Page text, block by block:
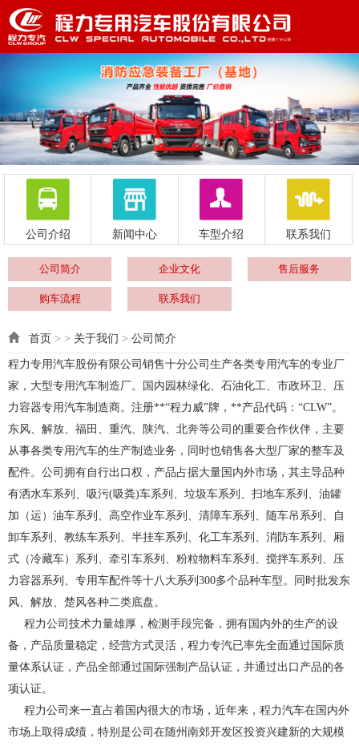
公司介绍 新闻中心 车型介绍 联系我们
公司简介 企业文化 售后服务
购车流程 联系我们
首页 > > 关于我们 > 公司简介
程力专用汽车股份有限公司销售十分公司生产各类专用汽车的专业厂
家，大型专用汽车制造厂。国内园林绿化、石油化工、市政环卫、压
力容器专用汽车制造商。注册**“程力威”牌，**产品代码：“CLW”。
东风、解放、福田、重汽、陕汽、北奔等公司的重要合作伙伴，主要
从事各类专用汽车的生产制造业务，同时也销售各大型厂家的整车及
配件。公司拥有自行出口权，产品占据大量国内外市场，其主导品种
有洒水车系列、吸污(吸粪)车系列、垃圾车系列、扫地车系列、油罐
加（运）油车系列、高空作业车系列、清障车系列、随车吊系列、自
卸车系列、教练车系列、半挂车系列、化工车系列、消防车系列、厢
式（冷藏车）系列、牵引车系列、粉粒物料车系列、搅拌车系列、压
力容器系列、专用车配件等十八大系列300多个品种车型。同时批发东
风、解放、楚风各种二类底盘。
程力公司技术力量雄厚，检测手段完备，拥有国内外的生产的设
备，产品质量稳定，经营方式灵活，程力专汽已率先全面通过国际质
量体系认证，产品全部通过国际强制产品认证，并通过出口产品的各
项认证。
程力公司来一直占着国内很大的市场，近年来，程力汽车在国内外
市场上取得成绩，特别是公司在随州南郊开发区投资兴建新的大规模